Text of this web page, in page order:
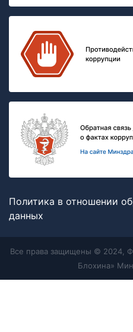
Политика в отношении
данных
Все права защищены © 2024,
Блохина»